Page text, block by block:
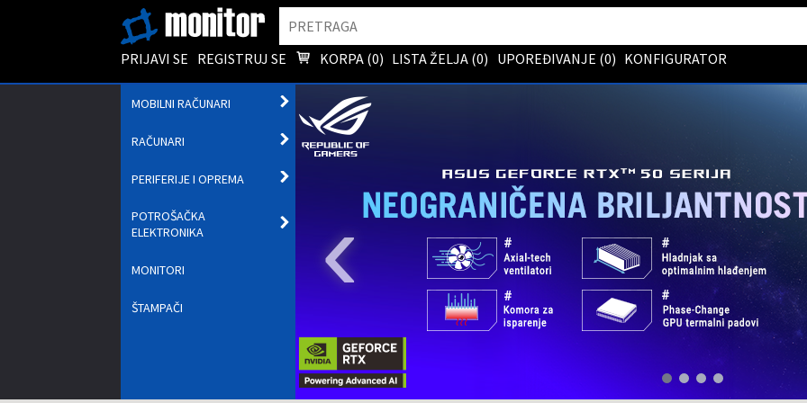
PRIJAVI SE REGISTRUJ SE KORPA (0) LISTA ŽELJA (0) UPOREĐIVANJE (0) KONFIGURATOR
MOBILNI RAČUNARI
PODMENI
RAČUNARI
OTVORI
PODMENI
PERIFERIJE I OPREMA
POTROŠAČKA
ELEKTRONIKA
MONITORI
ŠTAMPAČI ‹